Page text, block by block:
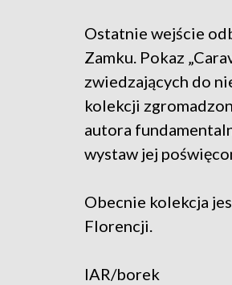
Ostatnie wejście
Zamku. Pokaz
zwiedzających do
kolekcji
autora
wystaw jej
Obecnie kolekcja
Florencji.
IAR/borek